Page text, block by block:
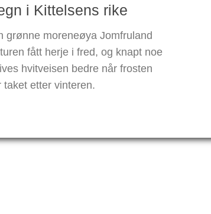
i Kittelsens rike
grønne moreneøya Jomfruland
fått herje i fred, og knapt noe
hvitveisen bedre når frosten
taket etter vinteren.